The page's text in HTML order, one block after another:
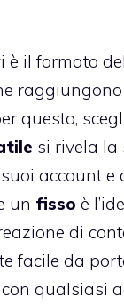
il formato
questo,
si rivela la
account e
un fisso è
di
facile da
qualsiasi